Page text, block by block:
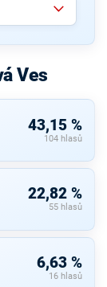
Ves
43,15 %
104 hlasů
22,82 %
55 hlasů
6,63 %
16 hlasů